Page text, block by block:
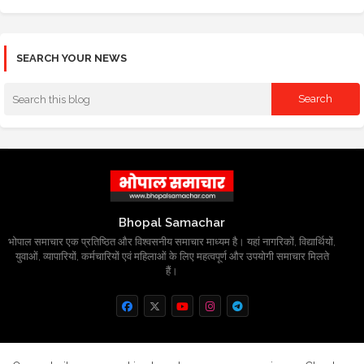
SEARCH YOUR NEWS
Bhopal Samachar
भोपाल समाचार एक प्रतिष्ठित और विश्वसनीय समाचार माध्यम है। यहां नागरिकों, विद्यार्थियों,
युवाओं, व्यापारियों, कर्मचारियों एवं महिलाओं के लिए महत्वपूर्ण और उपयोगी समाचार मिलते
हैं।